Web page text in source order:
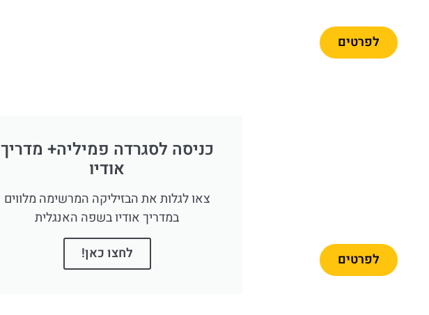
לפרטים
לפרטים
כניסה לסגרדה פמיליה+ מדריך
אודיו
צאו לגלות את הבזיליקה המרשימה מלווים
במדריך אודיו בשפה האנגלית
לחצו כאן!